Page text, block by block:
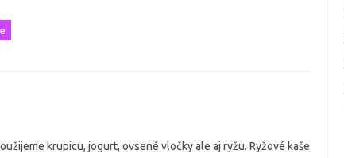
krupicu, jogurt, ovsené vločky ale aj ryžu. Ryžové kaše